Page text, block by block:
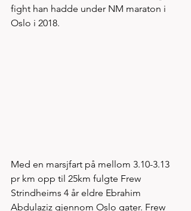
fight han hadde under NM maraton i
Oslo i 2018.
Med en marsjfart på mellom 3.10-3.13
pr km opp til 25km fulgte Frew
Strindheims 4 år eldre Ebrahim
Abdulaziz gjennom Oslo gater. Frew